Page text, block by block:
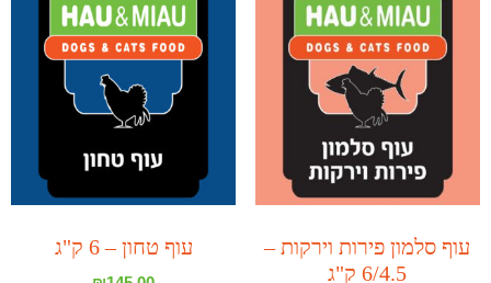
עוף סלמון פירות וירקות –
6/4.5 ק"ג
עוף טחון – 6 ק"ג